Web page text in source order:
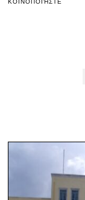
ΚΟΙΝΟΠΟΙΉΣΤΕ